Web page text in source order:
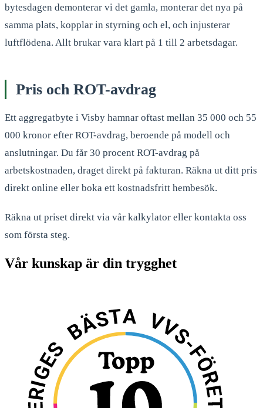
bytesdagen demonterar vi det gamla, monterar det nya på
samma plats, kopplar in styrning och el, och injusterar
luftflödena. Allt brukar vara klart på 1 till 2 arbetsdagar.
Pris och ROT-avdrag
Ett aggregatbyte i Visby hamnar oftast mellan 35 000 och 55
000 kronor efter ROT-avdrag, beroende på modell och
anslutningar. Du får 30 procent ROT-avdrag på
arbetskostnaden, draget direkt på fakturan. Räkna ut ditt pris
direkt online eller boka ett kostnadsfritt hembesök.
Räkna ut priset direkt via vår kalkylator eller kontakta oss
som första steg.
Vår kunskap är din trygghet